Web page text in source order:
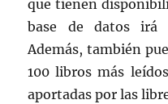
que tienen
base de datos irá
Además, también
100 libros más
aportadas por las